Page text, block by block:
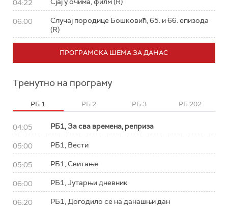
04:22
06:00
Случај породице Бошковић, 65. и 66. епизода
(R)
ПРОГРАМСКА ШЕМА ЗА ДАНАС
Тренутно на програму
РБ 1 РБ 2 РБ 3 РБ 202
04:05 РБ1, За сва времена, реприза
05:00 РБ1, Вести
05:05 РБ1, Свитање
06:00 РБ1, Јутарњи дневник
06:20 РБ1, Догодило се на данашњи дан